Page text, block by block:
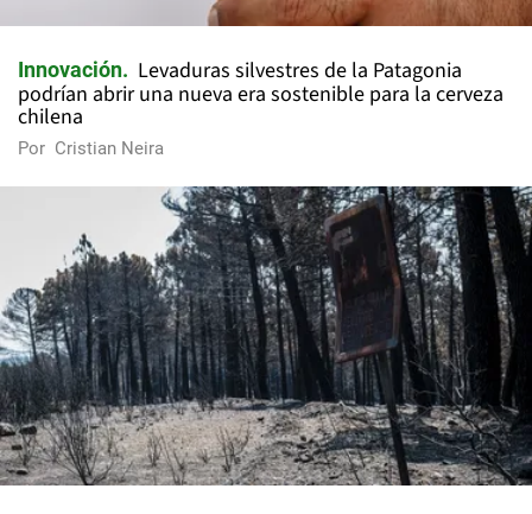
Innovación
Levaduras silvestres de la Patagonia
podrían abrir una nueva era sostenible para la cerveza
chilena
Por Cristian Neira